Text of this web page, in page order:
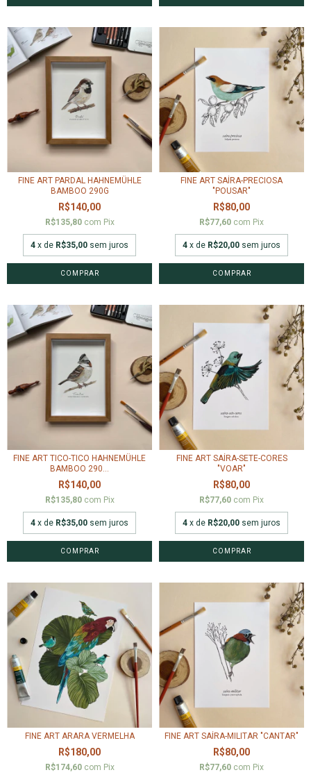
FINE ART PARDAL HAHNEMÜHLE
BAMBOO 290G
R$140,00
R$135,80 com Pix
4 x de R$35,00 sem juros
COMPRAR
FINE ART SAÍRA-PRECIOSA
"POUSAR"
R$80,00
R$77,60 com Pix
4 x de R$20,00 sem juros
COMPRAR
FINE ART TICO-TICO HAHNEMÜHLE
BAMBOO 290...
R$140,00
R$135,80 com Pix
4 x de R$35,00 sem juros
COMPRAR
FINE ART SAÍRA-SETE-CORES
"VOAR"
R$80,00
R$77,60 com Pix
4 x de R$20,00 sem juros
COMPRAR
FINE ART ARARA VERMELHA
R$180,00
R$174,60 com Pix
FINE ART SAÍRA-MILITAR "CANTAR"
R$80,00
R$77,60 com Pix